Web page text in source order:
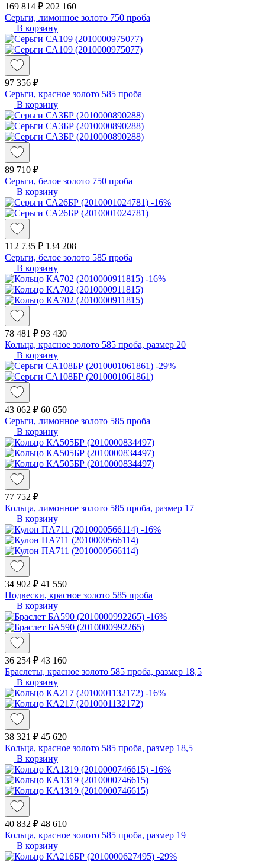
169 814 ₽ 202 160
Серьги, лимонное золото 750 проба
В корзину
97 356 ₽
Серьги, красное золото 585 проба
В корзину
89 710 ₽
Серьги, белое золото 750 проба
В корзину
-16%
112 735 ₽ 134 208
Серьги, белое золото 585 проба
В корзину
-16%
78 481 ₽ 93 430
Кольца, красное золото 585 проба, размер 20
В корзину
-29%
43 062 ₽ 60 650
Серьги, лимонное золото 585 проба
В корзину
77 752 ₽
Кольца, лимонное золото 585 проба, размер 17
В корзину
-16%
34 902 ₽ 41 550
Подвески, красное золото 585 проба
В корзину
-16%
36 254 ₽ 43 160
Браслеты, красное золото 585 проба, размер 18,5
В корзину
-16%
38 321 ₽ 45 620
Кольца, красное золото 585 проба, размер 18,5
В корзину
-16%
40 832 ₽ 48 610
Кольца, красное золото 585 проба, размер 19
В корзину
-29%